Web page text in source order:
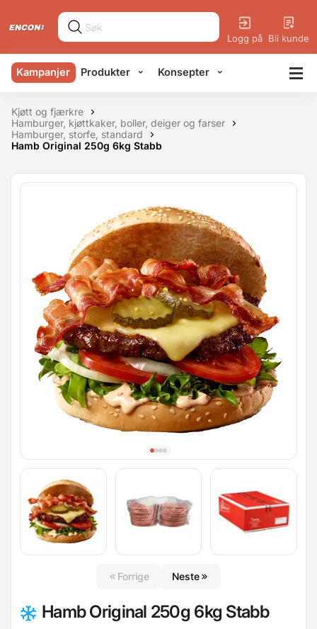
Logg på Bli kunde
Kampanjer Produkter Konsepter
Kjøtt og fjærkre
Hamburger, kjøttkaker, boller, deiger og farser
Hamburger, storfe, standard
Hamb Original 250g 6kg Stabb
Forrige Neste
Hamb Original 250g 6kg Stabb